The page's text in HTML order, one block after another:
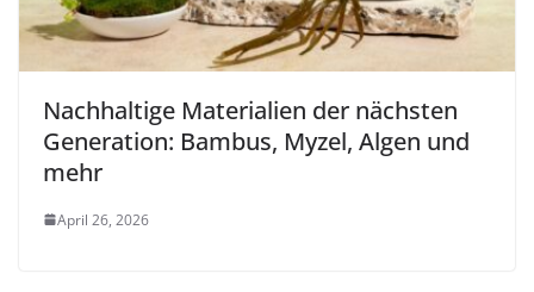
Nachhaltige Materialien der nächsten
Generation: Bambus, Myzel, Algen und
mehr
April 26, 2026